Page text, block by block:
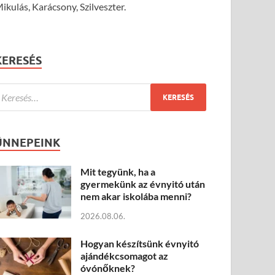
Karácsony, Szilveszter.
Mit tegyünk, ha a
gyermekünk az évnyitó után
nem akar iskolába menni?
2026.08.06.
Hogyan készítsünk évnyitó
ajándékcsomagot az
óvónőknek?